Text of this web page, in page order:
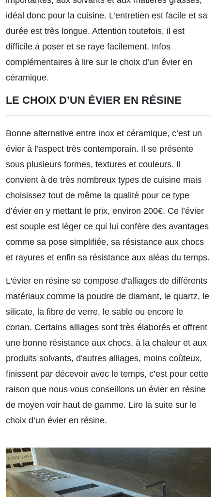
idéal donc pour la cuisine. L’entretien est facile et sa
durée est très longue. Attention toutefois, il est
difficile à poser et se raye facilement. Infos
complémentaires à lire sur le choix d’un évier en
céramique.
LE CHOIX D’UN ÉVIER EN RÉSINE
Bonne alternative entre inox et céramique, c’est un
évier à l’aspect très contemporain. Il se présente
sous plusieurs formes, textures et couleurs. Il
convient à de très nombreux types de cuisine mais
choisissez tout de même la qualité pour ce type
d’évier en y mettant le prix, environ 200€. Ce l’évier
est souple est léger ce qui lui confère des avantages
comme sa pose simplifiée, sa résistance aux chocs
et rayures et enfin sa résistance aux aléas du temps.
L'évier en résine se compose d'alliages de différents
matériaux comme la poudre de diamant, le quartz, le
silicate, la fibre de verre, le sable ou encore le
corian. Certains alliages sont très élaborés et offrent
une bonne résistance aux chocs, à la chaleur et aux
produits solvants, d'autres alliages, moins coûteux,
finissent par décevoir avec le temps, c’est pour cette
raison que nous vous conseillons un évier en résine
de moyen voir haut de gamme. Lire la suite sur le
choix d’un évier en résine.